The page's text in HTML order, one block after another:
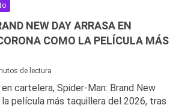
NEW DAY ARRASA EN
COMO LA PELÍCULA MÁS
de lectura
cartelera, Spider-Man: Brand New
película más taquillera del 2026, tras